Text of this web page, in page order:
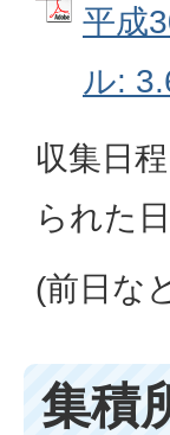
平成
ル:
収集日
られた
(前日な
集積